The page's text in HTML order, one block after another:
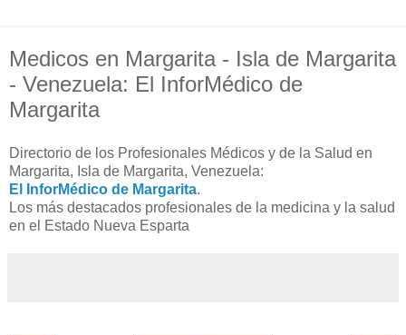
Medicos en Margarita - Isla de Margarita
- Venezuela: El InforMédico de
Margarita
Directorio de los Profesionales Médicos y de la Salud en
Margarita, Isla de Margarita, Venezuela:
El InforMédico de Margarita.
Los más destacados profesionales de la medicina y la salud
en el Estado Nueva Esparta